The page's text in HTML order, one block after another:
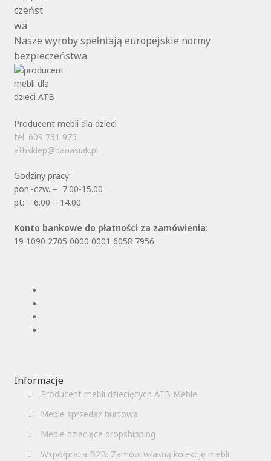
Nasze wyroby spełniają europejskie normy
bezpieczeństwa
Producent mebli dla dzieci
tel: 609 731 975
atbsklep@banasiak.pl
Godziny pracy:
pon.-czw. – 7.00-15.00
pt: – 6.00 – 14.00
Konto bankowe do płatności za zamówienia:
19 1090 2705 0000 0001 6058 7956
Informacje
Producent mebli dziecięcych ATB Meble
Meble sprzedaż hurtowa
Meble dziecięce dropshipping
Współpraca B2B: Zamów własną kolekcję mebli